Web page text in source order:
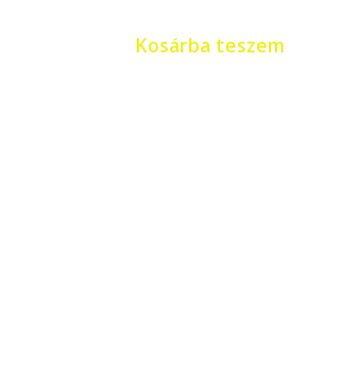
Kosárba teszem